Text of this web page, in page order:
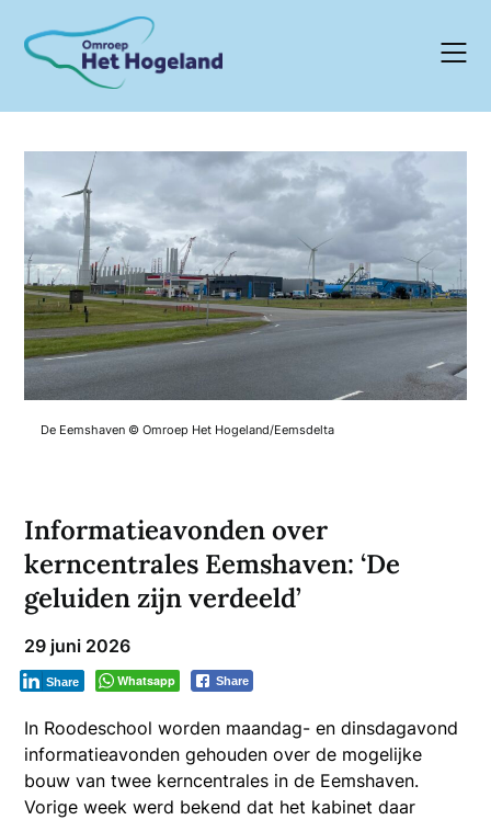
content
De Eemshaven © Omroep Het Hogeland/Eemsdelta
Informatieavonden over
kerncentrales Eemshaven: ‘De
geluiden zijn verdeeld’
29 juni 2026
Whatsapp Share
Share
In Roodeschool worden maandag- en dinsdagavond
informatieavonden gehouden over de mogelijke
bouw van twee kerncentrales in de Eemshaven.
Vorige week werd bekend dat het kabinet daar